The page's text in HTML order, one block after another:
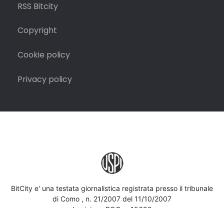
RSS Bitcity
Copyright
Cookie policy
Privacy policy
BitCity e' una testata giornalistica registrata presso il tribunale
di Como , n. 21/2007 del 11/10/2007